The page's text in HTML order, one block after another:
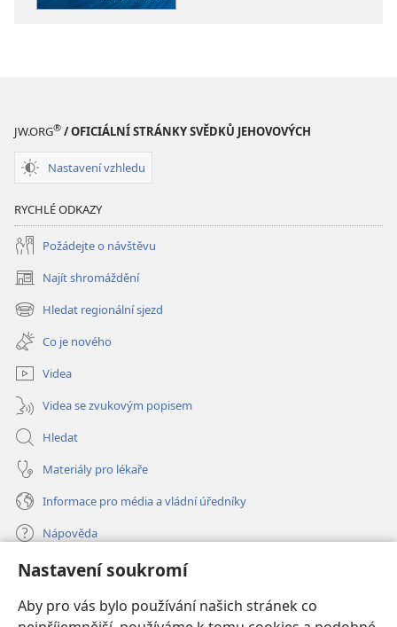
Nastavení soukromí
Aby pro vás bylo používání našich stránek co
JW.ORG® / OFICIÁLNÍ STRÁNKY SVĚDKŮ JEHOVOVÝCH
Nastavení vzhledu
RYCHLÉ ODKAZY
Požádejte o návštěvu
Najít shromáždění
(otevřeno
nové
okno)
Hledat regionální sjezd
(otevřeno
nové
okno)
Co je nového
Videa
Videa se zvukovým popisem
Hledat
Materiály pro lékaře
Informace pro média a vládní úředníky
Nápověda
Dary
nové
okno)